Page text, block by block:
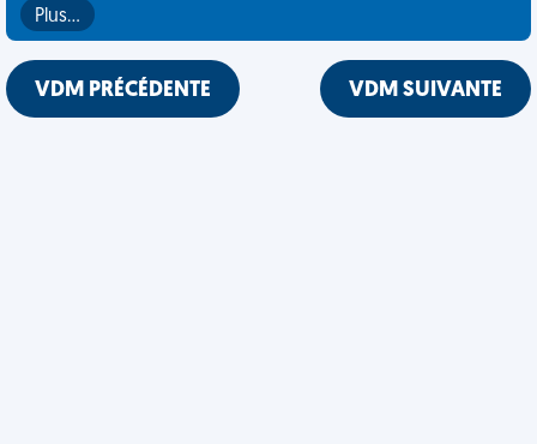
Plus…
VDM PRÉCÉDENTE VDM SUIVANTE